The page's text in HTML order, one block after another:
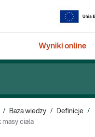
Wyniki online
/ Baza wiedzy / Definicje /
masy ciała